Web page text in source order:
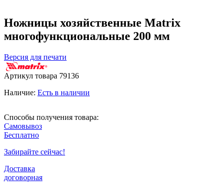
Ножницы хозяйственные Matrix
многофункциональные 200 мм
Версия для печати
Артикул товара 79136
Наличие: Есть в наличии
Способы получения товара:
Самовывоз
Бесплатно
Забирайте сейчас!
Доставка
договорная